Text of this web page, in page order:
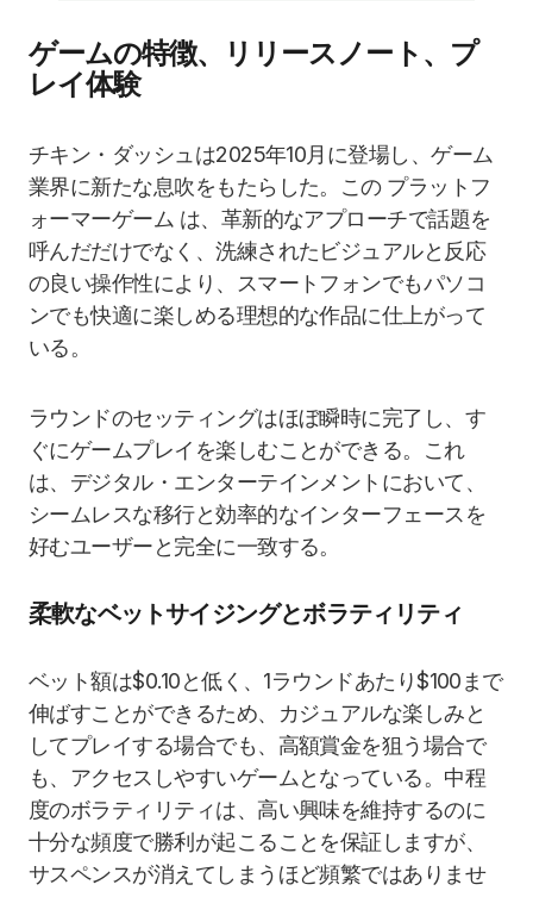
ゲームの特徴、リリースノート、プ
レイ体験
チキン・ダッシュは2025年10月に登場し、ゲーム
業界に新たな息吹をもたらした。この プラットフ
ォーマーゲーム は、革新的なアプローチで話題を
呼んだだけでなく、洗練されたビジュアルと反応
の良い操作性により、スマートフォンでもパソコ
ンでも快適に楽しめる理想的な作品に仕上がって
いる。
ラウンドのセッティングはほぼ瞬時に完了し、す
ぐにゲームプレイを楽しむことができる。これ
は、デジタル・エンターテインメントにおいて、
シームレスな移行と効率的なインターフェースを
好むユーザーと完全に一致する。
柔軟なベットサイジングとボラティリティ
ベット額は$0.10と低く、1ラウンドあたり$100まで
伸ばすことができるため、カジュアルな楽しみと
してプレイする場合でも、高額賞金を狙う場合で
も、アクセスしやすいゲームとなっている。中程
度のボラティリティは、高い興味を維持するのに
十分な頻度で勝利が起こることを保証しますが、
サスペンスが消えてしまうほど頻繁ではありませ